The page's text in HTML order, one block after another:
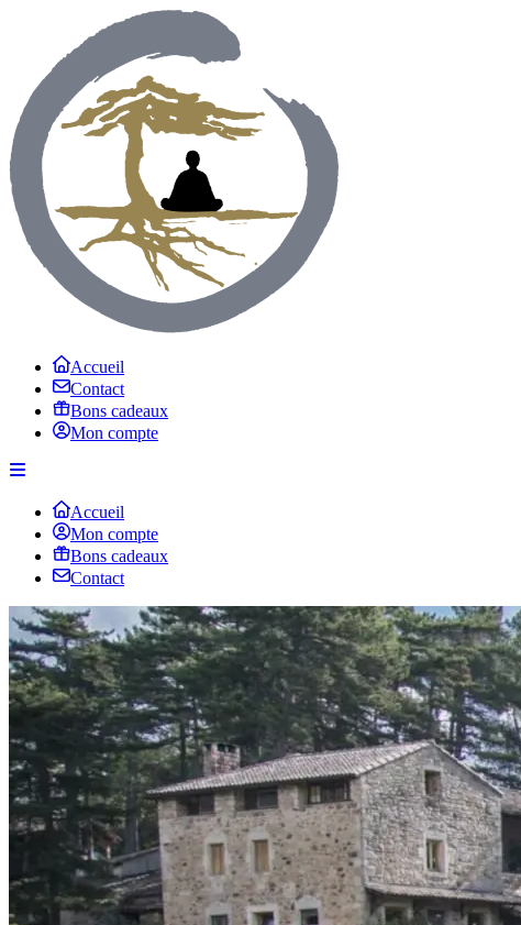
Accueil
Contact
Bons cadeaux
Mon compte
Accueil
Mon compte
Bons cadeaux
Contact